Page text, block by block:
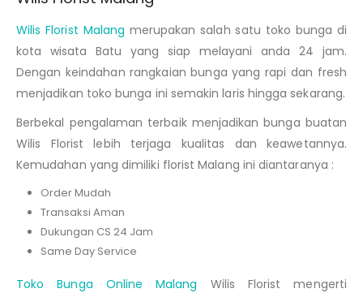
Wilis Florist Malang merupakan salah satu toko bunga di
kota wisata Batu yang siap melayani anda 24 jam.
Dengan keindahan rangkaian bunga yang rapi dan fresh
menjadikan toko bunga ini semakin laris hingga sekarang.
Berbekal pengalaman terbaik menjadikan bunga buatan
Wilis Florist lebih terjaga kualitas dan keawetannya.
Kemudahan yang dimiliki florist Malang ini diantaranya :
Order Mudah
Transaksi Aman
Dukungan CS 24 Jam
Same Day Service
Toko Bunga Online Malang Wilis Florist mengerti